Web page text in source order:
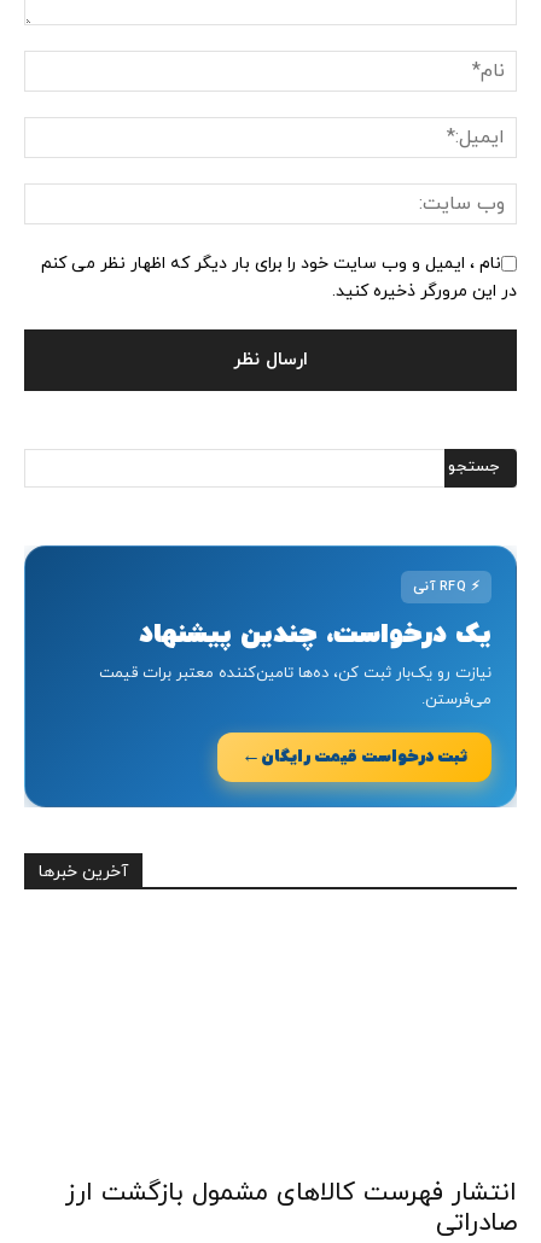
نام ، ایمیل و وب سایت خود را برای بار دیگر که اظهار نظر می کنم
در این مرورگر ذخیره کنید.
⚡
یک درخواست، چندین پیشنهاد
نیازت رو یک‌بار ثبت کن، ده‌ها تامین‌کننده معتبر برات قیمت
می‌فرستن.
ثبت درخواست قیمت رایگان ←
آخرین خبرها
انتشار فهرست کالاهای مشمول بازگشت ارز
صادراتی